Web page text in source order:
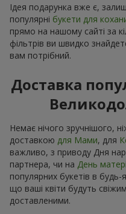
Ідея подарунка вже є,
популярні букети для
прямо на нашому сайті за
фільтрів ви швидко
вам потрібний.
Доставка
Немає нічого зручнішого,
доставкою для Мами, для
важливо, з приводу Дня
партнера, чи на День матері
популярних букетів в
що ваші квіти будуть
доставленими.